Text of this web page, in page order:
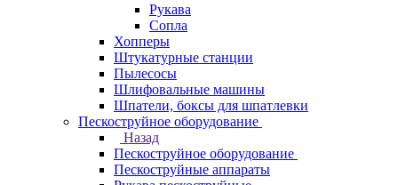
Рукава
Сопла
Хопперы
Штукатурные станции
Пылесосы
Шлифовальные машины
Шпатели, боксы для шпатлевки
Пескоструйное оборудование
Назад
Пескоструйное оборудование
Пескоструйные аппараты